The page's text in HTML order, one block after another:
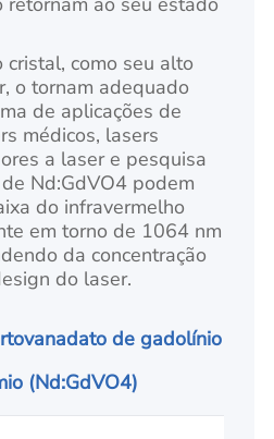
como seu alto
o tornam adequado
de aplicações de
médicos, lasers
a laser e pesquisa
Nd:GdVO4 podem
do infravermelho
em torno de 1064 nm
da concentração
do laser.
de gadolínio
(Nd:GdVO4)